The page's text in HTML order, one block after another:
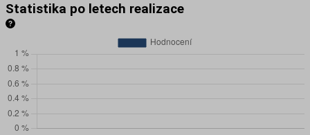
Statistika po letech realizace